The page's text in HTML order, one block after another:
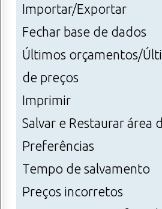
Importar/Exportar
Fechar base de dados
Últimos orçamentos/
de preços
Imprimir
Salvar e Restaurar área
Preferências
Tempo de salvamento
Preços incorretos